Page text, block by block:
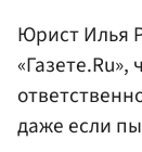
Юрист Илья
даже если